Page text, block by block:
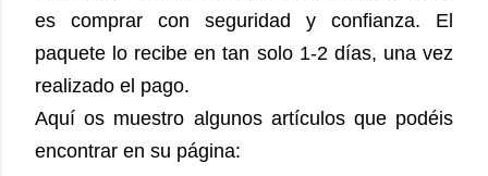
es comprar con seguridad y confianza. El
paquete lo recibe en tan solo 1-2 días, una vez
realizado el pago.
Aquí os muestro algunos artículos que podéis
encontrar en su página: